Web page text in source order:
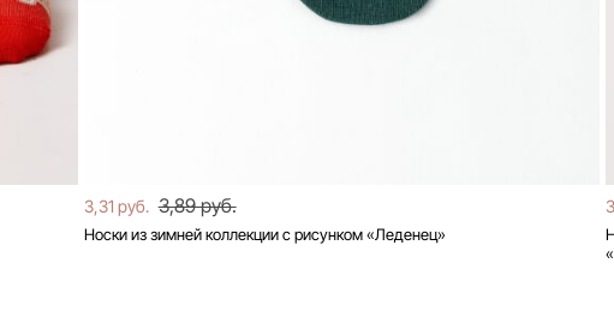
3,31 руб. 3,89 руб.
Носки из зимней коллекции с рисунком «Леденец»